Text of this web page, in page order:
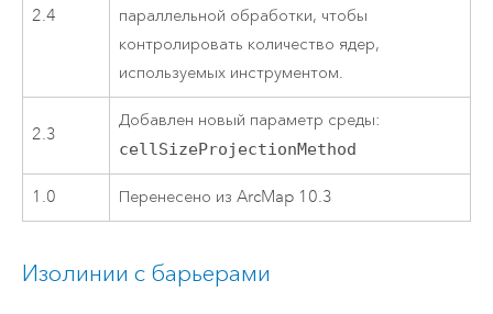
2.4
параллельной обработки, чтобы
контролировать количество ядер,
используемых инструментом.
2.3
Добавлен новый параметр среды:
cellSizeProjectionMethod
1.0 Перенесено из ArcMap 10.3
Изолинии с барьерами